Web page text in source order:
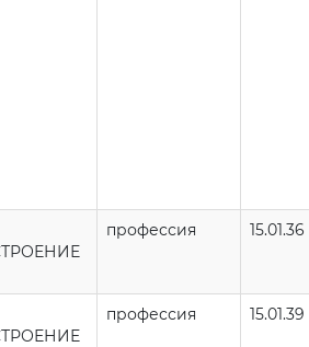
профессия 15.01.36
профессия 15.01.39